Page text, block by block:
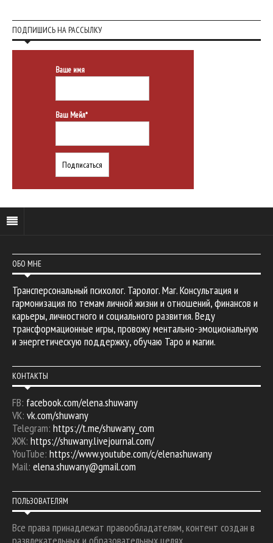
ПОДПИШИСЬ НА РАССЫЛКУ
Ваше имя
Ваш Мейл*
ОБО МНЕ
Трансперсональный психолог. Таролог. Маг. Консультация и
гармонизация по темам личной жизни и отношений, финансов и
карьеры, личностного и социального развития. Веду
трансформационные игры, провожу ментально-эмоциональную
и энергетическую поддержку, обучаю Таро и магии.
КОНТАКТЫ
FB: facebook.com/elena.shuwany
VK: vk.com/shuwany
Telegram: https://t.me/shuwany_com
ЖЖ: https://shuwany.livejournal.com/
YouTube: https://www.youtube.com/c/elenashuwany
Mail: elena.shuwany@gmail.com
ПОЛЬЗОВАТЕЛЯМ
Все права принадлежат правообладателям, контент создан в
развлекательных и образовательных целях.